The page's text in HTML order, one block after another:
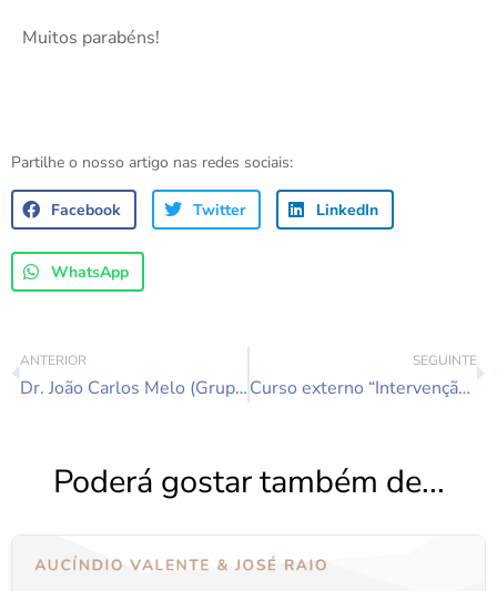
Muitos parabéns!
Partilhe o nosso artigo nas redes sociais:
Facebook Twitter LinkedIn
WhatsApp
ANTERIOR
Dr. João Carlos Melo (Grupanalista Titular com Funções Didáticas) na imprensa sobre o seu mais recente livro – Lugares escondidos da mente – Do mais sombrio ao mais luminoso da natureza humana”
SEGUINTE
Curso externo “Intervenção Grupanalítica na Depressão” | Dr. Carlos Góis Psiquiatra, Grupanalista e Psicoterapeuta | 18, 25 e 30 de Julho | Online – 21.30h
Poderá gostar também de...